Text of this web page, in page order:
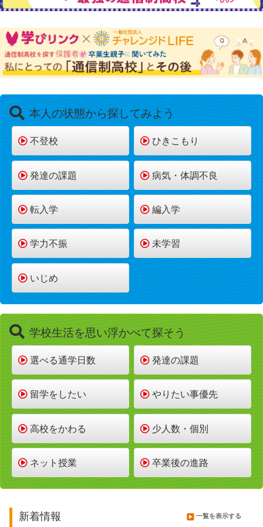
本人の状態から探してみよう
不登校 ひきこもり
発達の課題 病気・体調不良
転入学 編入学
学力不振 未学習
いじめ
学校生活を思い浮かべて探そう
選べる通学日数 発達の課題
留学をしたい やりたい事優先
高校をかわる 少人数・個別
ネット授業 卒業後の進路
新着情報 一覧を表示する